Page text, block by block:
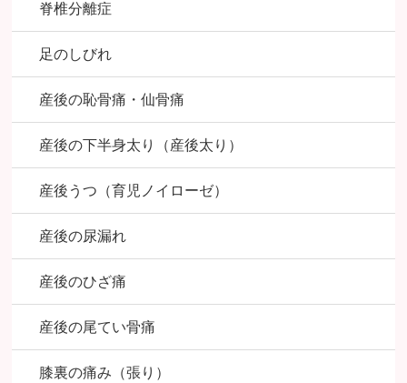
脊椎分離症
足のしびれ
産後の恥骨痛・仙骨痛
産後の下半身太り（産後太り）
産後うつ（育児ノイローゼ）
産後の尿漏れ
産後のひざ痛
産後の尾てい骨痛
膝裏の痛み（張り）